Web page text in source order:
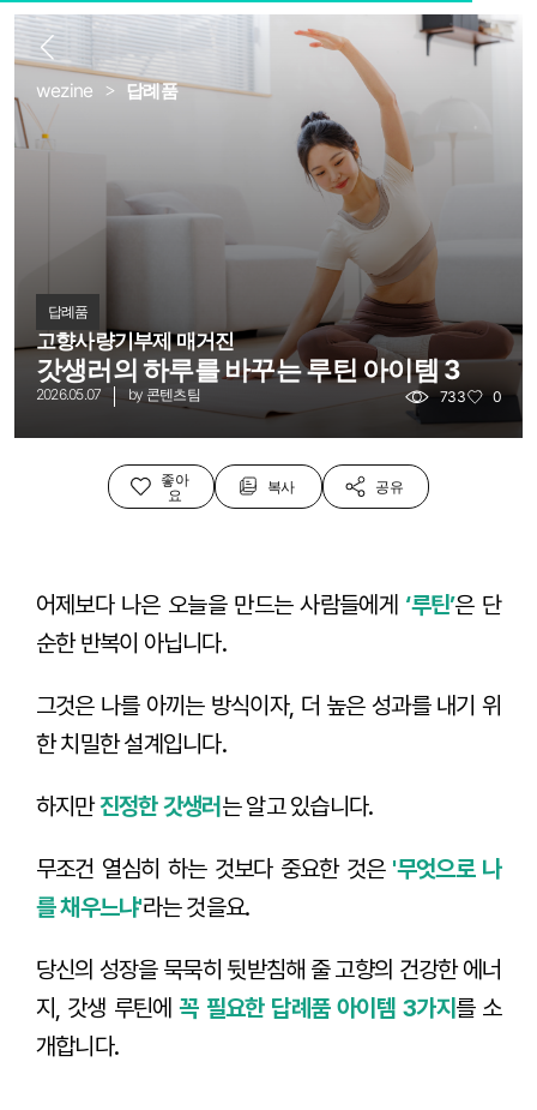
뒤
로
wezine 답례품
답례품
고향사량기부제 매거진
갓생러의 하루를 바꾸는 루틴 아이템 3
2026.05.07 by 콘텐츠팀 733 0
좋아
요
복사 공유
어제보다 나은 오늘을 만드는 사람들에게 ‘루틴’은 단
순한 반복이 아닙니다.
그것은 나를 아끼는 방식이자, 더 높은 성과를 내기 위
한 치밀한 설계입니다.
하지만진정한 갓생러 는 알고 있습니다.
무조건 열심히 하는 것보다 중요한 것은 '무엇으로 나
를 채우느냐'라는 것을요.
당신의 성장을 묵묵히 뒷받침해 줄 고향의 건강한 에너
지, 갓생 루틴에꼭 필요한 답례품 아이템 3가지 를 소
개합니다.